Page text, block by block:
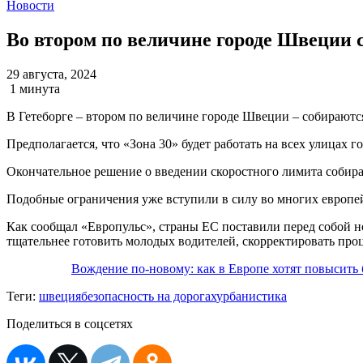
Новости
Во втором по величине городе Швеции
29 августа, 2024
1 минута
В Гетеборге – втором по величине городе Швеции –
Предполагается, что «Зона 30» будет работать на всех
Окончательное решение о введении скоростного лимита
Подобные ограничения уже вступили в силу во многих
Как сообщал «Европульс», страны ЕС поставили перед собой
тщательнее готовить молодых водителей, скорректировать
Вождение по-новому: как в Европе хотят повысить
Теги: швециябезопасность на дорогахурбанистика
Поделиться в соцсетях